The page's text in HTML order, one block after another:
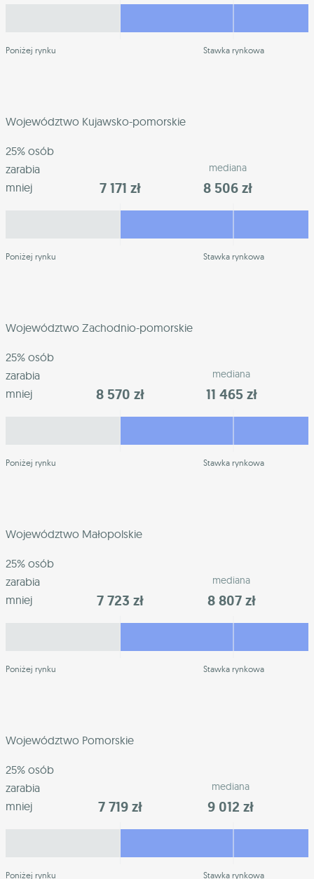
Poniżej rynku Stawka rynkowa
Województwo Kujawsko-pomorskie
25% osób
zarabia
mniej
7 171 zł
mediana
8 506 zł
Poniżej rynku Stawka rynkowa
Województwo Zachodnio-pomorskie
25% osób
zarabia
mniej
8 570 zł
mediana
11 465 zł
Poniżej rynku Stawka rynkowa
Województwo Małopolskie
25% osób
zarabia
mniej
7 723 zł
mediana
8 807 zł
Poniżej rynku Stawka rynkowa
Województwo Pomorskie
25% osób
zarabia
mniej
7 719 zł
mediana
9 012 zł
Poniżej rynku Stawka rynkowa